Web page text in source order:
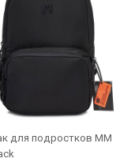
для подростков MM